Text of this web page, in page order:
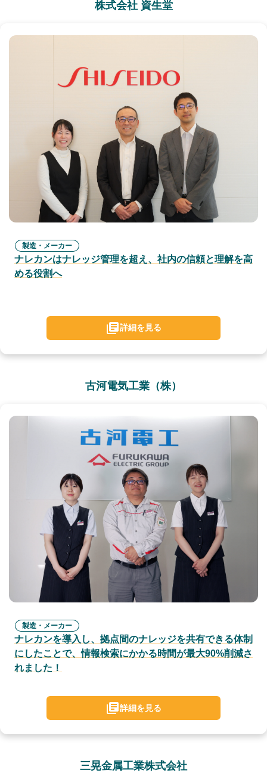
株式会社 資生堂
製造・メーカー
ナレカンはナレッジ管理を超え、社内の信頼と理解を高
める役割へ
詳細を見る
古河電気工業（株）
製造・メーカー
ナレカンを導入し、拠点間のナレッジを共有できる体制
にしたことで、情報検索にかかる時間が最大90%削減さ
れました！
詳細を見る
三晃金属工業株式会社